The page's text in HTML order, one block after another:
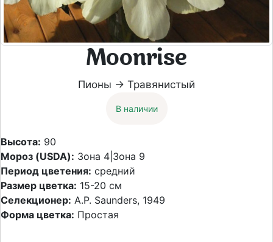
Moonrise
Пионы → Травянистый
В наличии
Высота: 90
Мороз (USDA): Зона 4|Зона 9
Период цветения: средний
Размер цветка: 15-20 см
Селекционер: A.P. Saunders, 1949
Форма цветка: Простая